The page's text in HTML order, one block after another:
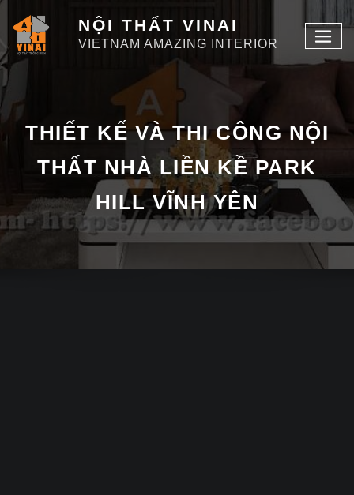
NỘI THẤT VINAI
VIETNAM AMAZING INTERIOR
THIẾT KẾ VÀ THI CÔNG NỘI
THẤT NHÀ LIỀN KỀ PARK
HILL VĨNH YÊN